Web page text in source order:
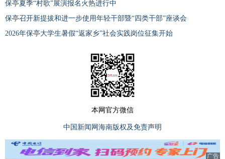
保亭夏季“村歌”展演报名火热进行中
保亭召开新提拔和进一步使用年轻干部暨“四类干部”座谈会
2026年保亭大学生暑假“返家乡”社会实践岗位征集开始
本网官方微信
中国新闻网海南版权及免责声明
广告